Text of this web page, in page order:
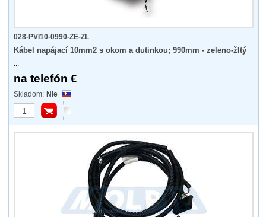
028-PVI10-0990-ZE-ZL
Kábel napájací 10mm2 s okom a dutinkou; 990mm - zeleno-žltý
...
na telefón €
Nie